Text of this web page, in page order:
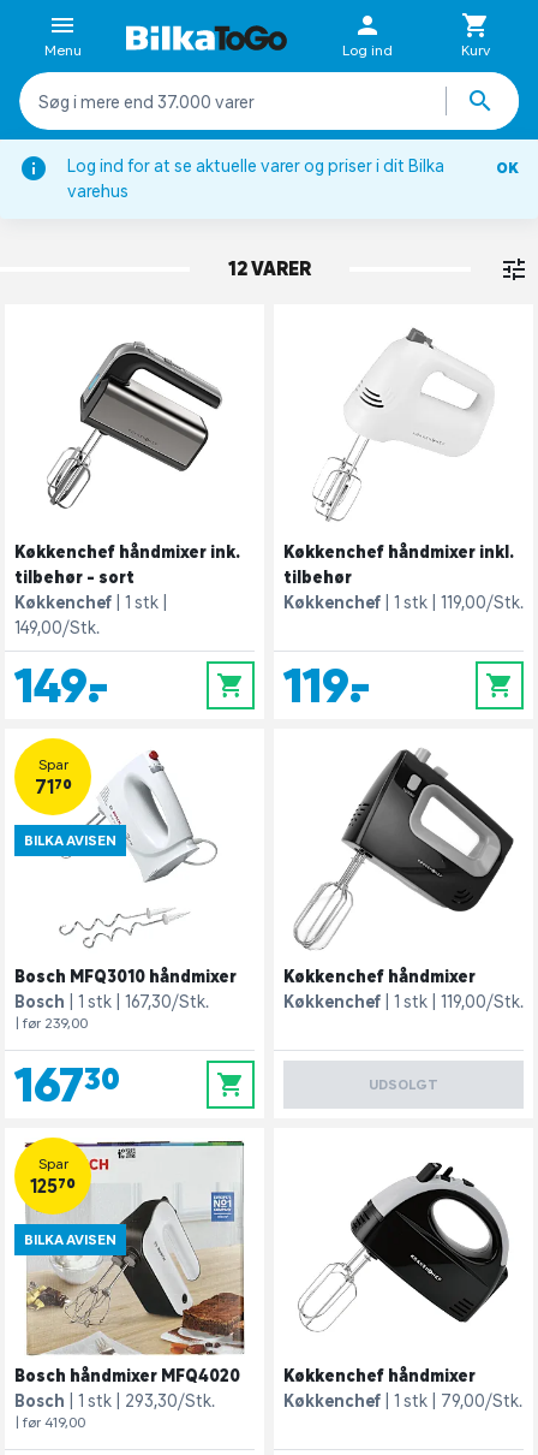
Log ind for at se aktuelle varer og priser i dit Bilka
varehus
OK
Menu Log ind Kurv
Køkkenapparater
HÅNDMIXERE
12 VARER
Køkkenchef håndmixer ink.
tilbehør - sort
Køkkenchef
1 stk
149,00/Stk.
149,- 0
Køkkenchef håndmixer inkl.
tilbehør
Køkkenchef
1 stk 119,00/Stk.
119,- 0
Spar
71,70
BILKA AVISEN
Bosch MFQ3010 håndmixer
Bosch
1 stk 167,30/Stk.
| før 239,00
167,30 0
Køkkenchef håndmixer
Køkkenchef
1 stk 119,00/Stk.
UDSOLGT
Spar
125,70
BILKA AVISEN
Bosch håndmixer MFQ4020
Bosch
1 stk 293,30/Stk.
| før 419,00
Køkkenchef håndmixer
Køkkenchef
1 stk 79,00/Stk.